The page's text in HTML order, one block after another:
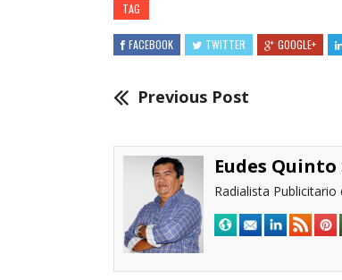
TAG
FACEBOOK TWITTER GOOGLE+
Previous Post
Eudes Quinto
Radialista